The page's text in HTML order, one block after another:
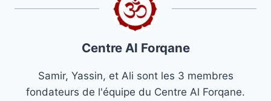
Centre Al Forqane
Samir, Yassin, et Ali sont les 3 membres
fondateurs de l'équipe du Centre Al Forqane.